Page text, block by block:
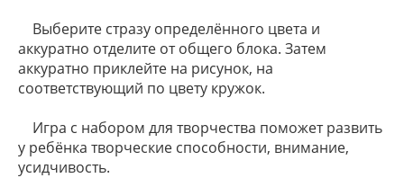
Выберите стразу определённого цвета и
аккуратно отделите от общего блока. Затем
аккуратно приклейте на рисунок, на
соответствующий по цвету кружок.
Игра с набором для творчества поможет развить
у ребёнка творческие способности, внимание,
усидчивость.